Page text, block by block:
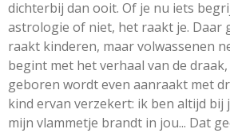
dichterbij dan ooit. Of je nu iets
astrologie of niet, het raakt je. Daar
raakt kinderen, maar volwassenen
begint met het verhaal van de
geboren wordt even aanraakt met
kind ervan verzekert: ik ben altijd bij
mijn vlammetje brandt in jou... Dat